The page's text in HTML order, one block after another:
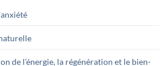
de l’énergie, la régénération et le bien-